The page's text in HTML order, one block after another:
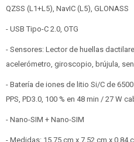
QZSS (L1+L5), NavIC (L5), GLONASS
- USB Tipo-C 2.0, OTG
- Sensores: Lector de huellas
acelerómetro, giroscopio, brújula,
- Batería de iones de litio Si/C de
PPS, PD3.0, 100 % en 48 min / 27 W
- Nano-SIM + Nano-SIM
- Medidas: 15.75 cm x 7.52 cm x 0.84